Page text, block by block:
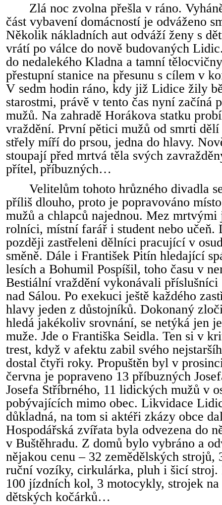
Zlá noc zvolna přešla v ráno.
část vybavení domácností je odváženo
Několik nákladních aut odváží ženy s
vrátí po válce do nově budovaných
do nedalekého Kladna a tamní
přestupní stanice na přesunu s cílem v
V sedm hodin ráno, kdy již Lidice žily
starostmi, právě v tento čas nyní začíná
mužů. Na zahradě Horákova statku
vraždění. První pětici mužů od smrti
střely míří do prsou, jedna do hlavy.
stoupají před mrtvá těla svých
přítel, příbuzných…
Velitelům tohoto hrůzného divadla
příliš dlouho, proto je popravováno
mužů a chlapců najednou. Mez
rolníci, místní farář i student nebo učeň.
později zastřeleni dělníci pracující v
směně. Dále i František Pitín hledající
lesích a Bohumil Pospíšil, toho času v
Bestiální vraždění vykonávali
nad Sálou. Po exekuci ještě každého
hlavy jeden z důstojníků. Dokonaný
hledá jakékoliv srovnání, se netýká jen
muže. Jde o Františka Seidla. Ten si v
trest, když v afektu zabil svého
dostal čtyři roky. Propuštěn byl v
června je popraveno 13 příbuzných
Josefa Stříbrného, 11 lidických mužů v
pobývajících mimo obec. Likvidace
důkladná, na tom si aktéři zkázy obce
Hospodářská zvířata byla odvezena do
v Buštěhradu. Z domů bylo vybráno a
nějakou cenu – 32 zemědělských strojů,
ruční vozíky, cirkulárka, pluh i šicí stroj.
100 jízdních kol, 3 motocykly, strojek
dětských kočárků…